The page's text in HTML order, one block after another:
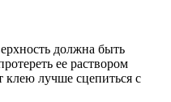
должна быть
ее раствором
клею лучше сцепиться с